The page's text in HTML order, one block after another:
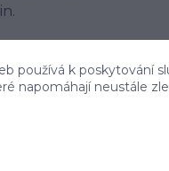
cibule, paprika
stopy celeru
používá k poskytování
napomáhají neustále